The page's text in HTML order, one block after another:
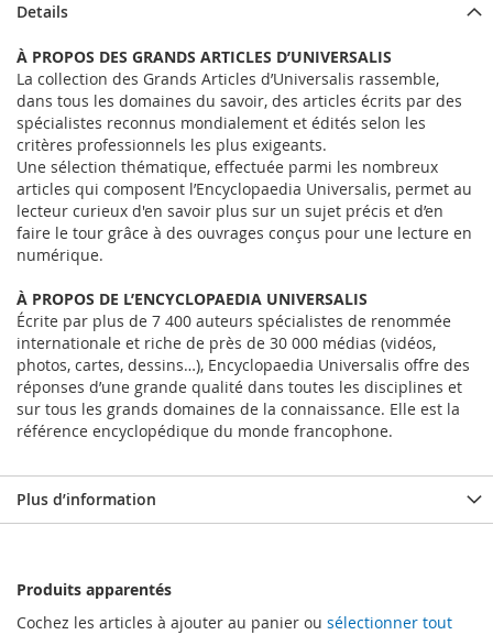
Details
À PROPOS DES GRANDS ARTICLES D’UNIVERSALIS
La collection des Grands Articles d’Universalis rassemble,
dans tous les domaines du savoir, des articles écrits par des
spécialistes reconnus mondialement et édités selon les
critères professionnels les plus exigeants.
Une sélection thématique, effectuée parmi les nombreux
articles qui composent l’Encyclopaedia Universalis, permet au
lecteur curieux d'en savoir plus sur un sujet précis et d’en
faire le tour grâce à des ouvrages conçus pour une lecture en
numérique.
À PROPOS DE L’ENCYCLOPAEDIA UNIVERSALIS
Écrite par plus de 7 400 auteurs spécialistes de renommée
internationale et riche de près de 30 000 médias (vidéos,
photos, cartes, dessins…), Encyclopaedia Universalis offre des
réponses d’une grande qualité dans toutes les disciplines et
sur tous les grands domaines de la connaissance. Elle est la
référence encyclopédique du monde francophone.
Plus d’information
Produits apparentés
Cochez les articles à ajouter au panier ou sélectionner tout